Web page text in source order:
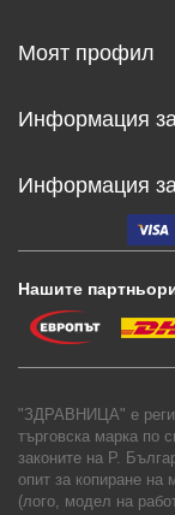
Моят профил
Информация
Информация
Нашите
"ЗДРАВНИЦА" е
търговска марка по
законите на Р.
опит за копиране на
(лого, модел на